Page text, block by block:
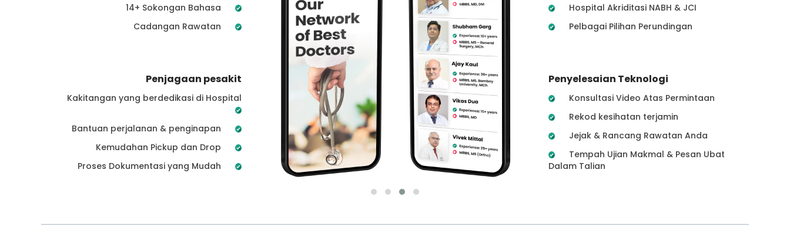
14+ Sokongan Bahasa
Cadangan Rawatan
Penjagaan pesakit
Kakitangan yang berdedikasi di Hospital
Bantuan perjalanan & penginapan
Kemudahan Pickup dan Drop
Proses Dokumentasi yang Mudah
Hospital Akriditasi NABH & JCI
Pelbagai Pilihan Perundingan
Penyelesaian Teknologi
Konsultasi Video Atas Permintaan
Rekod kesihatan terjamin
Jejak & Rancang Rawatan Anda
Tempah Ujian Makmal & Pesan Ubat
Dalam Talian